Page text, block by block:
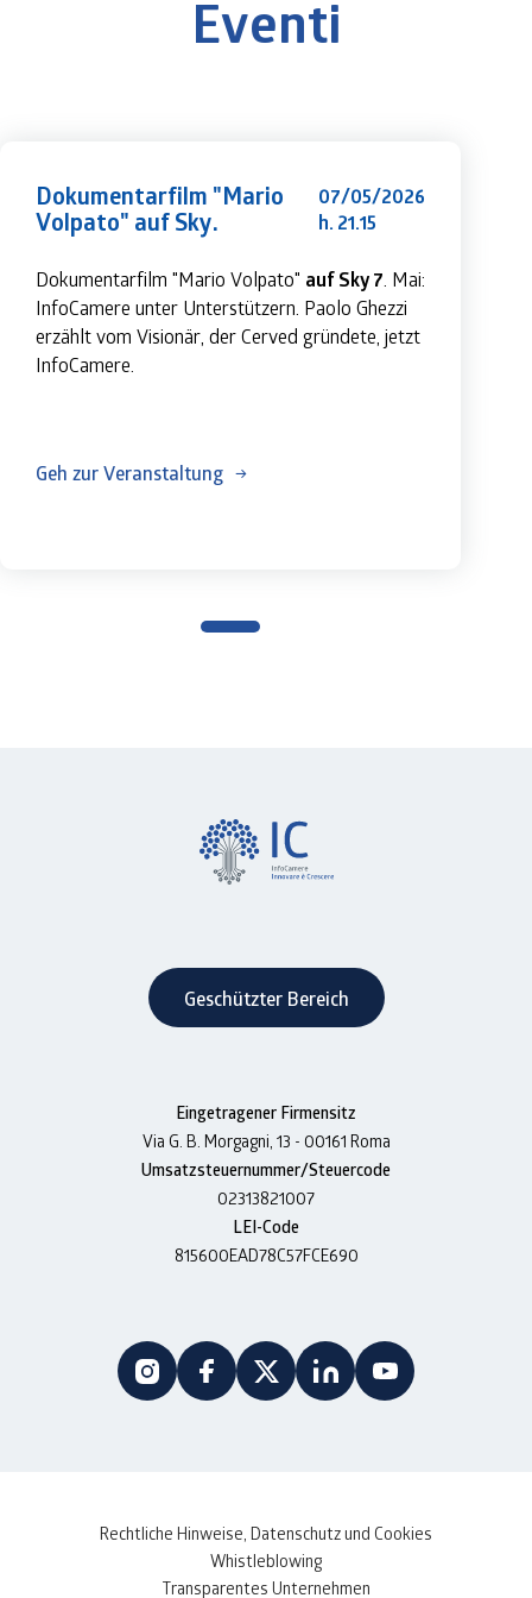
Eventi
Dokumentarfilm "Mario
Volpato" auf Sky.
07/05/2026
h. 21.15
Dokumentarfilm "Mario Volpato" auf Sky 7 . Mai:
InfoCamere unter Unterstützern. Paolo Ghezzi
erzählt vom Visionär, der Cerved gründete, jetzt
InfoCamere.
Geh zur Veranstaltung
Geschützter Bereich
Eingetragener Firmensitz
Via G. B. Morgagni, 13 - 00161 Roma
Umsatzsteuernummer/Steuercode
02313821007
LEI-Code
815600EAD78C57FCE690
Rechtliche Hinweise, Datenschutz und Cookies
Whistleblowing
Transparentes Unternehmen